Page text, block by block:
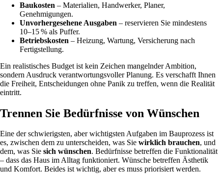
Baukosten – Materialien, Handwerker, Planer,
Genehmigungen.
Unvorhergesehene Ausgaben – reservieren Sie mindestens
10–15 % als Puffer.
Betriebskosten – Heizung, Wartung, Versicherung nach
Fertigstellung.
Ein realistisches Budget ist kein Zeichen mangelnder Ambition,
sondern Ausdruck verantwortungsvoller Planung. Es verschafft Ihnen
die Freiheit, Entscheidungen ohne Panik zu treffen, wenn die Realität
eintritt.
Trennen Sie Bedürfnisse von Wünschen
Eine der schwierigsten, aber wichtigsten Aufgaben im Bauprozess ist
es, zwischen dem zu unterscheiden, was Sie wirklich brauchen, und
dem, was Sie sich wünschen. Bedürfnisse betreffen die Funktionalität
– dass das Haus im Alltag funktioniert. Wünsche betreffen Ästhetik
und Komfort. Beides ist wichtig, aber es muss priorisiert werden.